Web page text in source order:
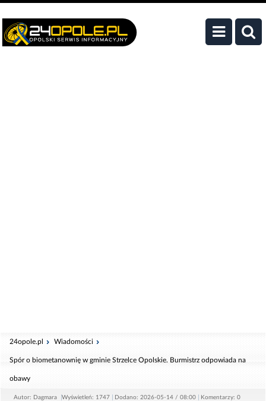
24opole.pl Wiadomości
Spór o biometanownię w gminie Strzelce Opolskie. Burmistrz odpowiada na
obawy
Autor: Dagmara Wyświetleń: 1747 Dodano: 2026-05-14 / 08:00 Komentarzy: 0